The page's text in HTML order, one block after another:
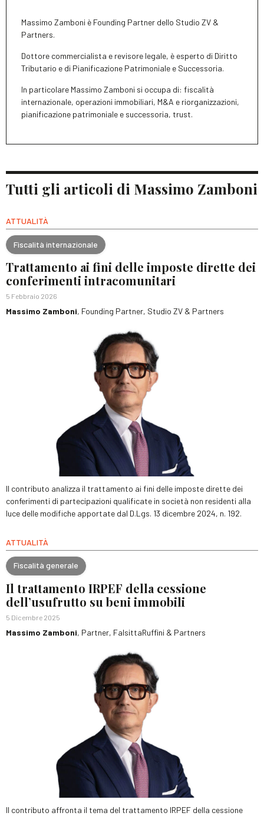
Massimo Zamboni è Founding Partner dello Studio ZV &
Partners.
Dottore commercialista e revisore legale, è esperto di Diritto
Tributario e di Pianificazione Patrimoniale e Successoria.
In particolare Massimo Zamboni si occupa di: fiscalità
internazionale, operazioni immobiliari, M&A e riorganizzazioni,
pianificazione patrimoniale e successoria, trust.
Tutti gli articoli di Massimo Zamboni
ATTUALITÀ
Fiscalità internazionale
Trattamento ai fini delle imposte dirette dei
conferimenti intracomunitari
5 Febbraio 2026
Massimo Zamboni, Founding Partner, Studio ZV & Partners
Il contributo analizza il trattamento ai fini delle imposte dirette dei
conferimenti di partecipazioni qualificate in società non residenti alla
luce delle modifiche apportate dal D.Lgs. 13 dicembre 2024, n. 192.
ATTUALITÀ
Fiscalità generale
Il trattamento IRPEF della cessione
dell’usufrutto su beni immobili
5 Dicembre 2025
Massimo Zamboni, Partner, FalsittaRuffini & Partners
Il contributo affronta il tema del trattamento IRPEF della cessione